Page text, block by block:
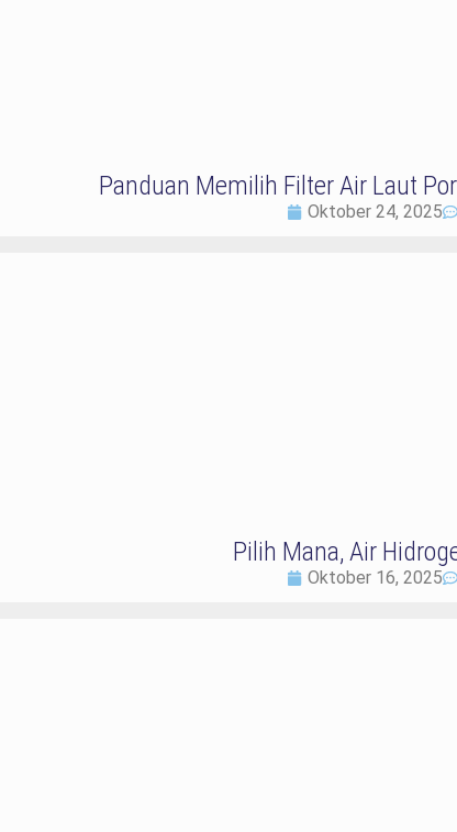
Panduan Memilih Filter Air Laut
Oktober 24, 2025
Pilih Mana, Air
Oktober 16, 2025